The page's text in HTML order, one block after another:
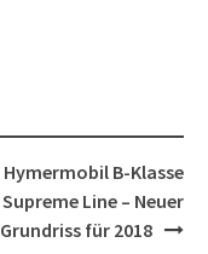
Hymermobil B-Klasse
Supreme Line – Neuer
Grundriss für 2018